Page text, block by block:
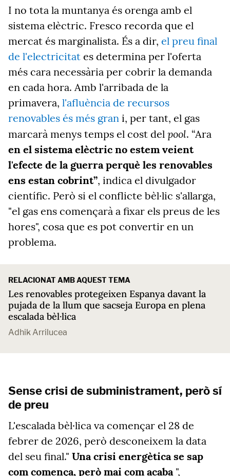
I no tota la muntanya és orenga amb el
sistema elèctric. Fresco recorda que el
mercat és marginalista. És a dir, el preu final
de l'electricitat es determina per l'oferta
més cara necessària per cobrir la demanda
en cada hora. Amb l'arribada de la
primavera, l'afluència de recursos
renovables és més gran i, per tant, el gas
marcarà menys temps el cost del pool. “Ara
en el sistema elèctric no estem veient
l'efecte de la guerra perquè les renovables
ens estan cobrint”, indica el divulgador
científic. Però si el conflicte bèl·lic s'allarga,
"el gas ens començarà a fixar els preus de les
hores", cosa que es pot convertir en un
problema.
RELACIONAT AMB AQUEST TEMA
Les renovables protegeixen Espanya davant la
pujada de la llum que sacseja Europa en plena
escalada bèl·lica
Adhik Arrilucea
Sense crisi de subministrament, però sí
de preu
L'escalada bèl·lica va començar el 28 de
febrer de 2026, però desconeixem la data
del seu final." Una crisi energètica se sap
com comença, però mai com acaba",